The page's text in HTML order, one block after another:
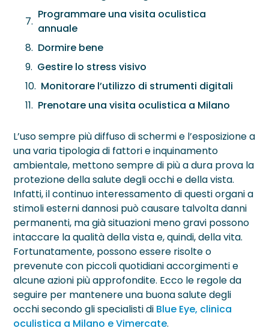
Programmare una visita oculistica
annuale
Dormire bene
Gestire lo stress visivo
Monitorare l’utilizzo di strumenti digitali
Prenotare una visita oculistica a Milano
L’uso sempre più diffuso di schermi e l’esposizione a
una varia tipologia di fattori e inquinamento
ambientale, mettono sempre di più a dura prova la
protezione della salute degli occhi e della vista.
Infatti, il continuo interessamento di questi organi a
stimoli esterni dannosi può causare talvolta danni
permanenti, ma già situazioni meno gravi possono
intaccare la qualità della vista e, quindi, della vita.
Fortunatamente, possono essere risolte o
prevenute con piccoli quotidiani accorgimenti e
alcune azioni più approfondite. Ecco le regole da
seguire per mantenere una buona salute degli
occhi secondo gli specialisti di Blue Eye, clinica
oculistica a Milano e Vimercate.
Occhio Secco
Retinopatie
Neurite Ottica
OCT – Segmento Posteriore
OCT – Segmento Anteriore
Pupillometria
Tonometria
Topografia Corneale